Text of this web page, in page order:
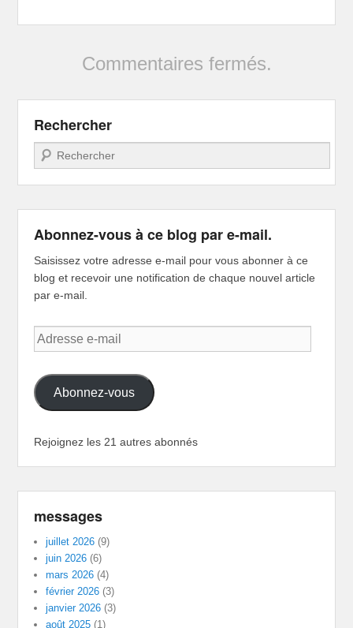
Commentaires fermés.
Rechercher
Recherche
Abonnez-vous à ce blog par e-mail.
Saisissez votre adresse e-mail pour vous abonner à ce
blog et recevoir une notification de chaque nouvel article
par e-mail.
Adresse
e-
Abonnez-vous
Rejoignez les 21 autres abonnés
messages
juillet 2026 (9)
juin 2026 (6)
mars 2026 (4)
février 2026 (3)
janvier 2026 (3)
août 2025 (1)